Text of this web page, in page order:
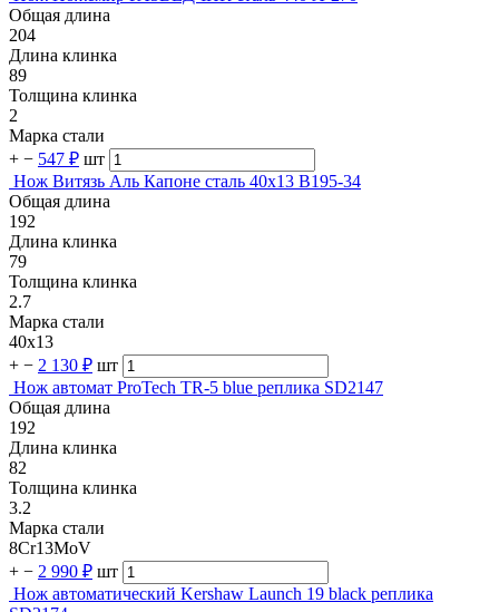
Общая длина
204
Длина клинка
89
Толщина клинка
2
Марка стали
+ − 547 ₽ шт
Нож Витязь Аль Капоне сталь 40х13 B195-34
Общая длина
192
Длина клинка
79
Толщина клинка
2.7
Марка стали
40х13
+ − 2 130 ₽ шт
Нож автомат ProTech TR-5 blue реплика SD2147
Общая длина
192
Длина клинка
82
Толщина клинка
3.2
Марка стали
8Cr13MoV
+ − 2 990 ₽ шт
Нож автоматический Kershaw Launch 19 black реплика